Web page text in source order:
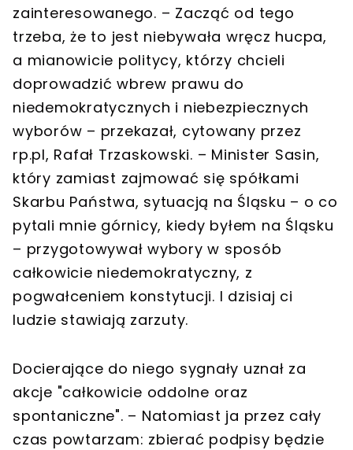
zainteresowanego. – Zacząć od tego
trzeba, że to jest niebywała wręcz hucpa,
a mianowicie politycy, którzy chcieli
doprowadzić wbrew prawu do
niedemokratycznych i niebezpiecznych
wyborów – przekazał, cytowany przez
rp.pl, Rafał Trzaskowski. – Minister Sasin,
który zamiast zajmować się spółkami
Skarbu Państwa, sytuacją na Śląsku – o co
pytali mnie górnicy, kiedy byłem na Śląsku
– przygotowywał wybory w sposób
całkowicie niedemokratyczny, z
pogwałceniem konstytucji. I dzisiaj ci
ludzie stawiają zarzuty.
Docierające do niego sygnały uznał za
akcje "całkowicie oddolne oraz
spontaniczne". – Natomiast ja przez cały
czas powtarzam: zbierać podpisy będzie